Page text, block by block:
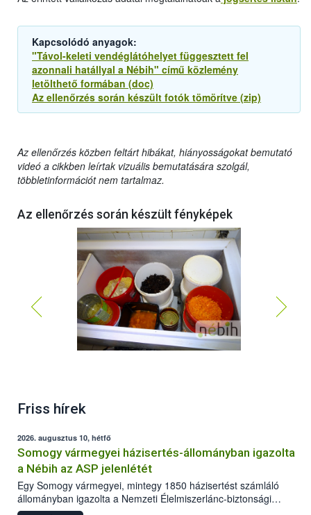
Kapcsolódó anyagok:
"Távol-keleti vendéglátóhelyet függesztett fel
azonnali hatállyal a Nébih" című közlemény
letölthető formában (doc)
Az ellenőrzés során készült fotók tömörítve (zip)
Az ellenőrzés közben feltárt hibákat, hiányosságokat bemutató
videó a cikkben leírtak vizuális bemutatására szolgál,
többletinformációt nem tartalmaz.
Az ellenőrzés során készült fényképek
Friss hírek
2026. augusztus 10, hétfő
Somogy vármegyei házisertés-állományban igazolta
a Nébih az ASP jelenlétét
Egy Somogy vármegyei, mintegy 1850 házisertést számláló
állományban igazolta a Nemzeti Élelmiszerlánc-biztonsági
Hivatal (Nébih) laboratóriuma az afrikai sertéspestis (ASP) vírus